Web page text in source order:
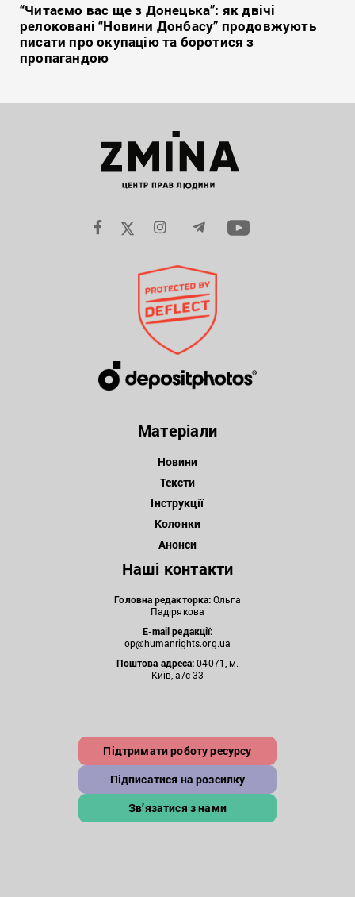
“Читаємо вас ще з Донецька”: як двічі
релоковані “Новини Донбасу” продовжують
писати про окупацію та боротися з
пропагандою
Матеріали
Новини
Тексти
Інструкції
Колонки
Анонси
Наші контакти
Головна редакторка:Ольга
Падірякова
E-mail редакції:
op@humanrights.org.ua
Поштова адреса:04071, м.
Київ, а/с 33
Підтримати роботу ресурсу
Підписатися на розсилку
Зв’язатися з нами